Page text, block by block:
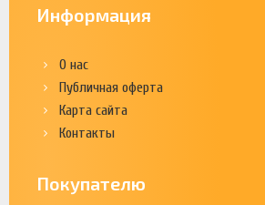
Информация
О нас
Публичная оферта
Карта сайта
Контакты
Покупателю